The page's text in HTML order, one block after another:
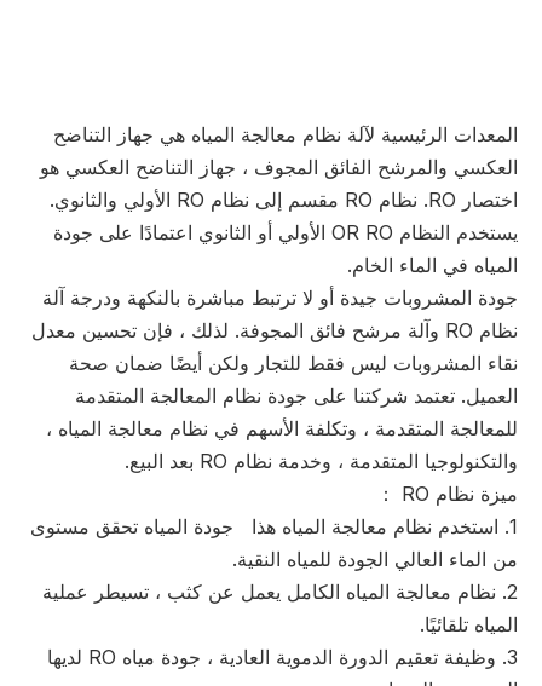
المعدات الرئيسية لآلة نظام معالجة المياه هي جهاز التناضح
العكسي والمرشح الفائق المجوف ، جهاز التناضح العكسي هو
اختصار RO. نظام RO مقسم إلى نظام RO الأولي والثانوي.
يستخدم النظام OR RO الأولي أو الثانوي اعتمادًا على جودة
المياه في الماء الخام.
جودة المشروبات جيدة أو لا ترتبط مباشرة بالنكهة ودرجة آلة
نظام RO وآلة مرشح فائق المجوفة. لذلك ، فإن تحسين معدل
نقاء المشروبات ليس فقط للتجار ولكن أيضًا ضمان صحة
العميل. تعتمد شركتنا على جودة نظام المعالجة المتقدمة
للمعالجة المتقدمة ، وتكلفة الأسهم في نظام معالجة المياه ،
والتكنولوجيا المتقدمة ، وخدمة نظام RO بعد البيع.
ميزة نظام RO ：
1. استخدم نظام معالجة المياه هذا جودة المياه تحقق مستوى
من الماء العالي الجودة للمياه النقية.
2. نظام معالجة المياه الكامل يعمل عن كثب ، تسيطر عملية
المياه تلقائيًا.
3. وظيفة تعقيم الدورة الدموية العادية ، جودة مياه RO لديها